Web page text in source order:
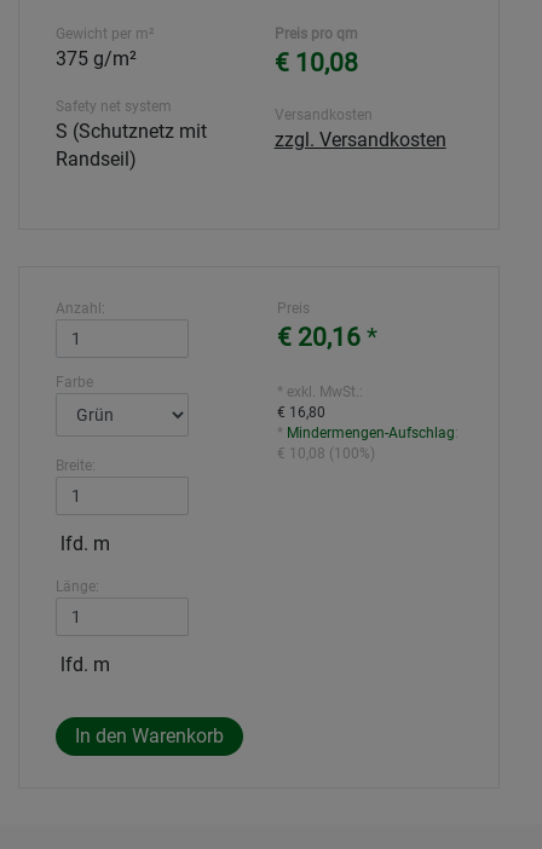
Gewicht per m²
375 g/m²
Safety net system
S (Schutznetz mit
Randseil)
Preis pro qm
€ 10,08
Versandkosten
zzgl. Versandkosten
Anzahl:
Farbe
Breite:
lfd. m
Länge:
lfd. m
Preis
€ 20,16 *
* exkl. MwSt.:
€ 16,80
* Mindermengen-Aufschlag:
€ 10,08 (100%)